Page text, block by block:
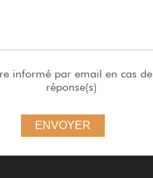
informé par email en cas de
réponse(s)
ENVOYER